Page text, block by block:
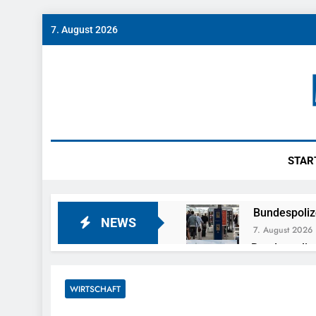
7. August 2026
NEWS
7. August 2026
WIRTSCHAFT